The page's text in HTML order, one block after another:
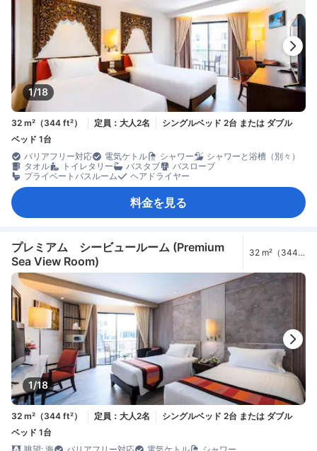
1/18
32 m²（344 ft²） 定員：大人2名
シングルベッド 2台 または ダブル
ベッド 1台
バリアフリー対応
電気ケトル シャワー
シャワーと浴槽（別々）
タオル
トイレタリー バスタブ
バスローブ
プライベートバスルーム
ヘアドライヤー
料金を見る
プレミアム シービュールーム (Premium
Sea View Room)
32 m²（344
1/18
32 m²（344 ft²） 定員：大人2名
シングルベッド 2台 または ダブル
ベッド 1台